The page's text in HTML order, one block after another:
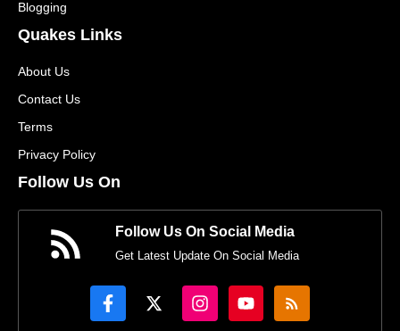
Blogging
Quakes Links
About Us
Contact Us
Terms
Privacy Policy
Follow Us On
Follow Us On Social Media
Get Latest Update On Social Media